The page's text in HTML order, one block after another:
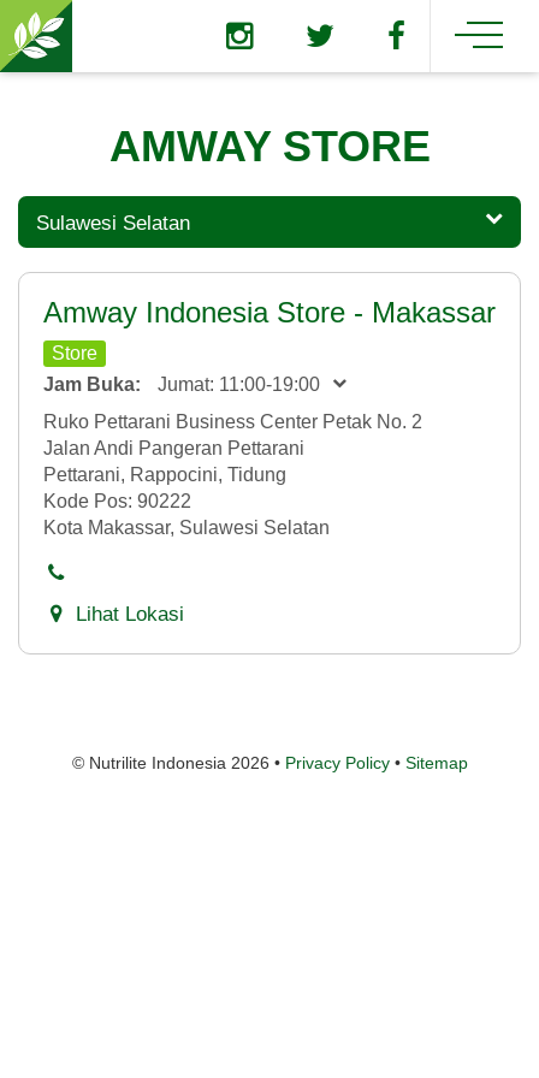
AMWAY STORE
Sulawesi Selatan
Amway Indonesia Store - Makassar
Store
Jam Buka:
Jumat: 11:00-19:00
Ruko Pettarani Business Center Petak No. 2
Jalan Andi Pangeran Pettarani
Pettarani, Rappocini, Tidung
Kode Pos: 90222
Kota Makassar, Sulawesi Selatan
Lihat Lokasi
© Nutrilite Indonesia 2026 • Privacy Policy• Sitemap